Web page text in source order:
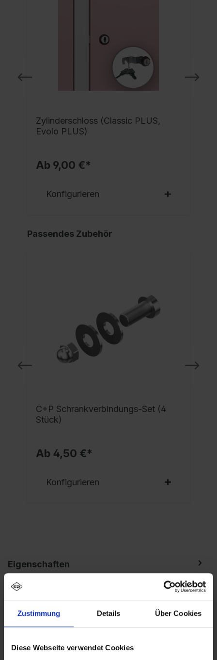
Zustimmung Details Über Cookies
Diese Webseite verwendet Cookies
Zylinderschloss (Classic PLUS,
Evolo PLUS)
Ab 9,00 €*
Konfigurieren
Passendes Zubehör
C+P Schrankverbindungs-Set (4
Stück)
Ab 4,50 €*
Konfigurieren
Eigenschaften
Spind Evolo PLUS, 2 Abteile, Abteilbreite 400
mm, Korpus aus stabiler Stahlkonstruktion mit
Mehr